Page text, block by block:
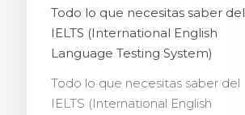
Todo lo que necesitas saber del
IELTS (International English
Language Testing System)
Todo lo que necesitas saber del
IELTS (International English